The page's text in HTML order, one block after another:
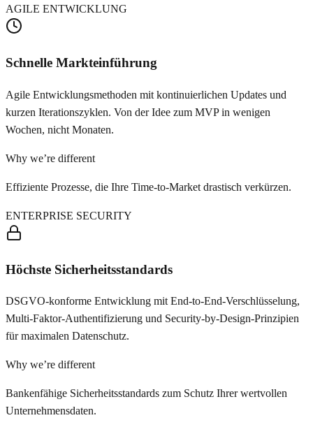
AGILE ENTWICKLUNG
Schnelle Markteinführung
Agile Entwicklungsmethoden mit kontinuierlichen Updates und
kurzen Iterationszyklen. Von der Idee zum MVP in wenigen
Wochen, nicht Monaten.
Why we’re different
Effiziente Prozesse, die Ihre Time-to-Market drastisch verkürzen.
ENTERPRISE SECURITY
Höchste Sicherheitsstandards
DSGVO-konforme Entwicklung mit End-to-End-Verschlüsselung,
Multi-Faktor-Authentifizierung und Security-by-Design-Prinzipien
für maximalen Datenschutz.
Why we’re different
Bankenfähige Sicherheitsstandards zum Schutz Ihrer wertvollen
Unternehmensdaten.